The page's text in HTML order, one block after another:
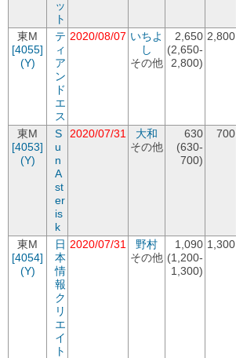
ッ
ト
東M
[4055]
(Y)
テ
ィ
ア
ン
ド
エ
ス
2020/08/07 いちよ
し
その他
2,650
(2,650-
2,800)
2,800
東M
[4053]
(Y)
S
u
n
A
st
er
is
k
2020/07/31
大和
その他
630
(630-
700)
700
東M
[4054]
(Y)
日
本
情
報
ク
リ
エ
イ
ト
2020/07/31
野村
その他
1,090
(1,200-
1,300)
1,300